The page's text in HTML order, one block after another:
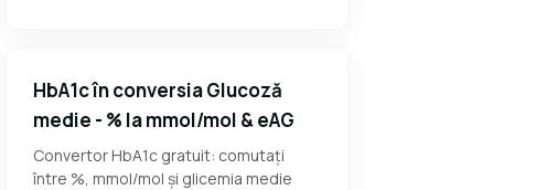
HbA1c în conversia Glucoză
medie - % la mmol/mol & eAG
Convertor HbA1c gratuit: comutați
între %, mmol/mol și glicemia medie